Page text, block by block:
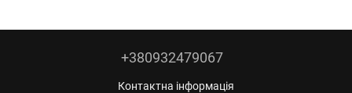
+380932479067
Контактна інформація